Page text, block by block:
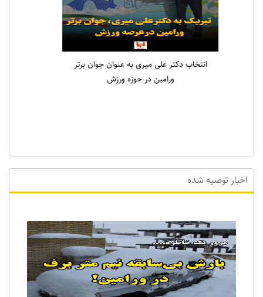
انتخاب دکتر علی میری به عنوان جوان برتر
ورامین در حوزه ورزش
اخبار توصیه شده